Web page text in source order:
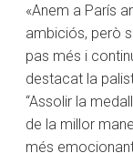
«Anem a París
ambiciós, però
pas més i
destacat la
“Assolir la
de la millor
més